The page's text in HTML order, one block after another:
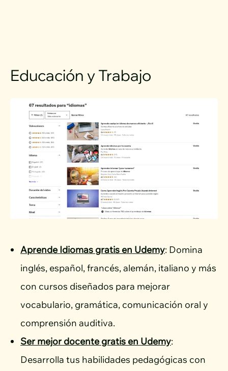
Educación y Trabajo
Aprende Idiomas gratis en Udemy: Domina
inglés, español, francés, alemán, italiano y más
con cursos diseñados para mejorar
vocabulario, gramática, comunicación oral y
comprensión auditiva.
Ser mejor docente gratis en Udemy:
Desarrolla tus habilidades pedagógicas con